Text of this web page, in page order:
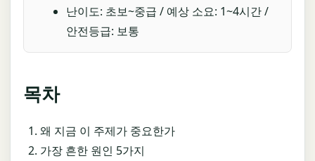
난이도: 초보~중급 / 예상 소요: 1~4시간 /
안전등급: 보통
목차
왜 지금 이 주제가 중요한가
가장 흔한 원인 5가지